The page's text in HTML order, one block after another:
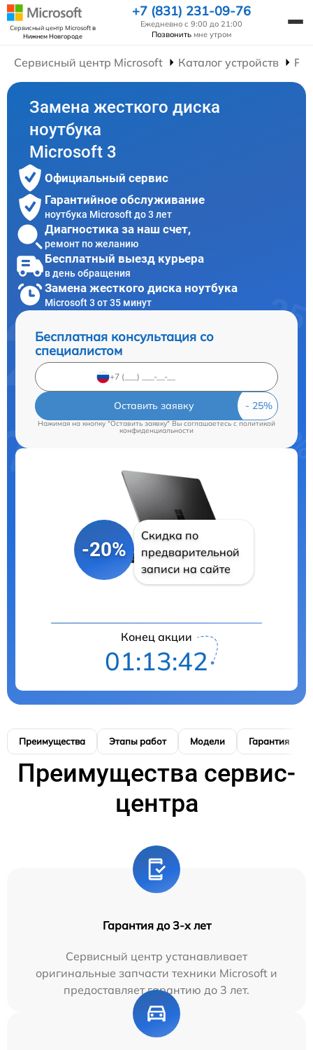
Сервисный центр Microsoftв
Нижнем Новгороде
+7 (831) 231-09-76
Ежедневно с 9:00 до 21:00
Позвонить мне утром
Сервисный центр Microsoft Каталог устройств
Замена жесткого диска
ноутбука
Microsoft 3
Официальный сервис
Гарантийное обслуживание
ноутбука Microsoft до 3 лет
Диагностика за наш счет,
ремонт по желанию
Бесплатный выезд курьера
в день обращения
Замена жесткого диска ноутбука
Microsoft 3 от 35 минут
Бесплатная консультация со
специалистом
Оставить заявку
Нажимая на кнопку "Оставить заявку" Вы соглашаетесь cполитикой
конфиденциальности
-20%
Скидка по
предварительной
записи на сайте
Конец акции
01:13:41
Преимущества Этапы работ Модели Гарантия
Преимущества сервис-
центра
Гарантия до 3-х лет
Сервисный центр устанавливает
оригинальные запчасти техники Microsoft и
предоставляет гарантию до 3 лет.